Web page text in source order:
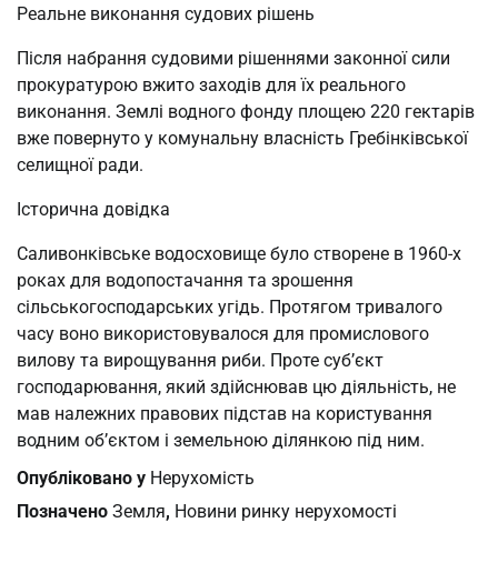
Реальне виконання судових рішень
Після набрання судовими рішеннями законної сили
прокуратурою вжито заходів для їх реального
виконання. Землі водного фонду площею 220 гектарів
вже повернуто у комунальну власність Гребінківської
селищної ради.
Історична довідка
Саливонківське водосховище було створене в 1960-х
роках для водопостачання та зрошення
сільськогосподарських угідь. Протягом тривалого
часу воно використовувалося для промислового
вилову та вирощування риби. Проте суб’єкт
господарювання, який здійснював цю діяльність, не
мав належних правових підстав на користування
водним об’єктом і земельною ділянкою під ним.
Опубліковано у Нерухомість
Позначено Земля, Новини ринку нерухомості